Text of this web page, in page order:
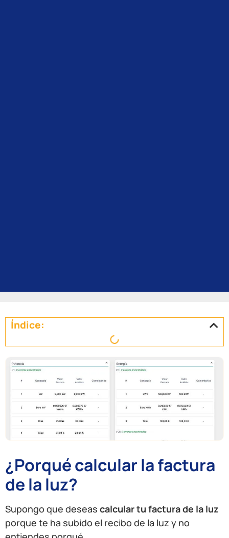
Índice:
¿Porqué calcular la factura
de la luz?
Supongo que deseas calcular tu factura de la luz
porque te ha subido el recibo de la luz y no